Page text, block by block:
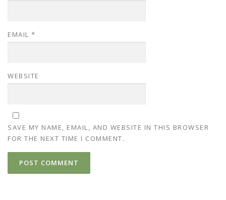
EMAIL *
WEBSITE
SAVE MY NAME, EMAIL, AND WEBSITE IN THIS BROWSER
FOR THE NEXT TIME I COMMENT.